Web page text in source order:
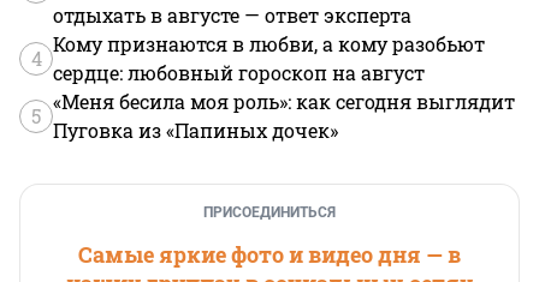
отдыхать в августе — ответ эксперта
4
Кому признаются в любви, а кому разобьют
сердце: любовный гороскоп на август
5
«Меня бесила моя роль»: как сегодня выглядит
Пуговка из «Папиных дочек»
ПРИСОЕДИНИТЬСЯ
Самые яркие фото и видео дня — в